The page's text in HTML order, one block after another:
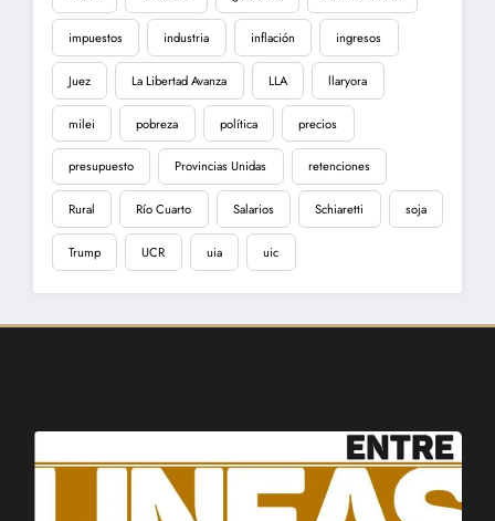
impuestos industria inflación ingresos
Juez La Libertad Avanza LLA llaryora
milei pobreza política precios
presupuesto Provincias Unidas retenciones
Rural Río Cuarto Salarios Schiaretti soja
Trump UCR uia uic